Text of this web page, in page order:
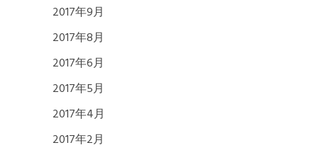
2017年9月
2017年8月
2017年6月
2017年5月
2017年4月
2017年2月